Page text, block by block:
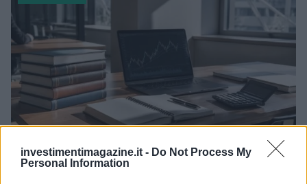
investimentimagazine.it - Do Not Process My
Personal Information